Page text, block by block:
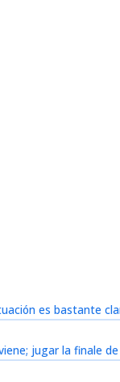
es bastante
jugar la finale